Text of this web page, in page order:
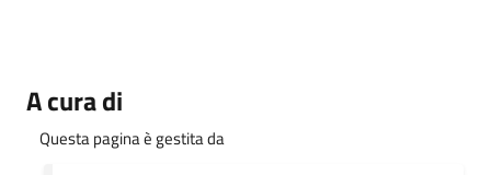
A cura di
Questa pagina è gestita da